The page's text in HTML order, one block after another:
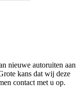
nieuwe autoruiten aan
kans dat wij deze
contact met u op.